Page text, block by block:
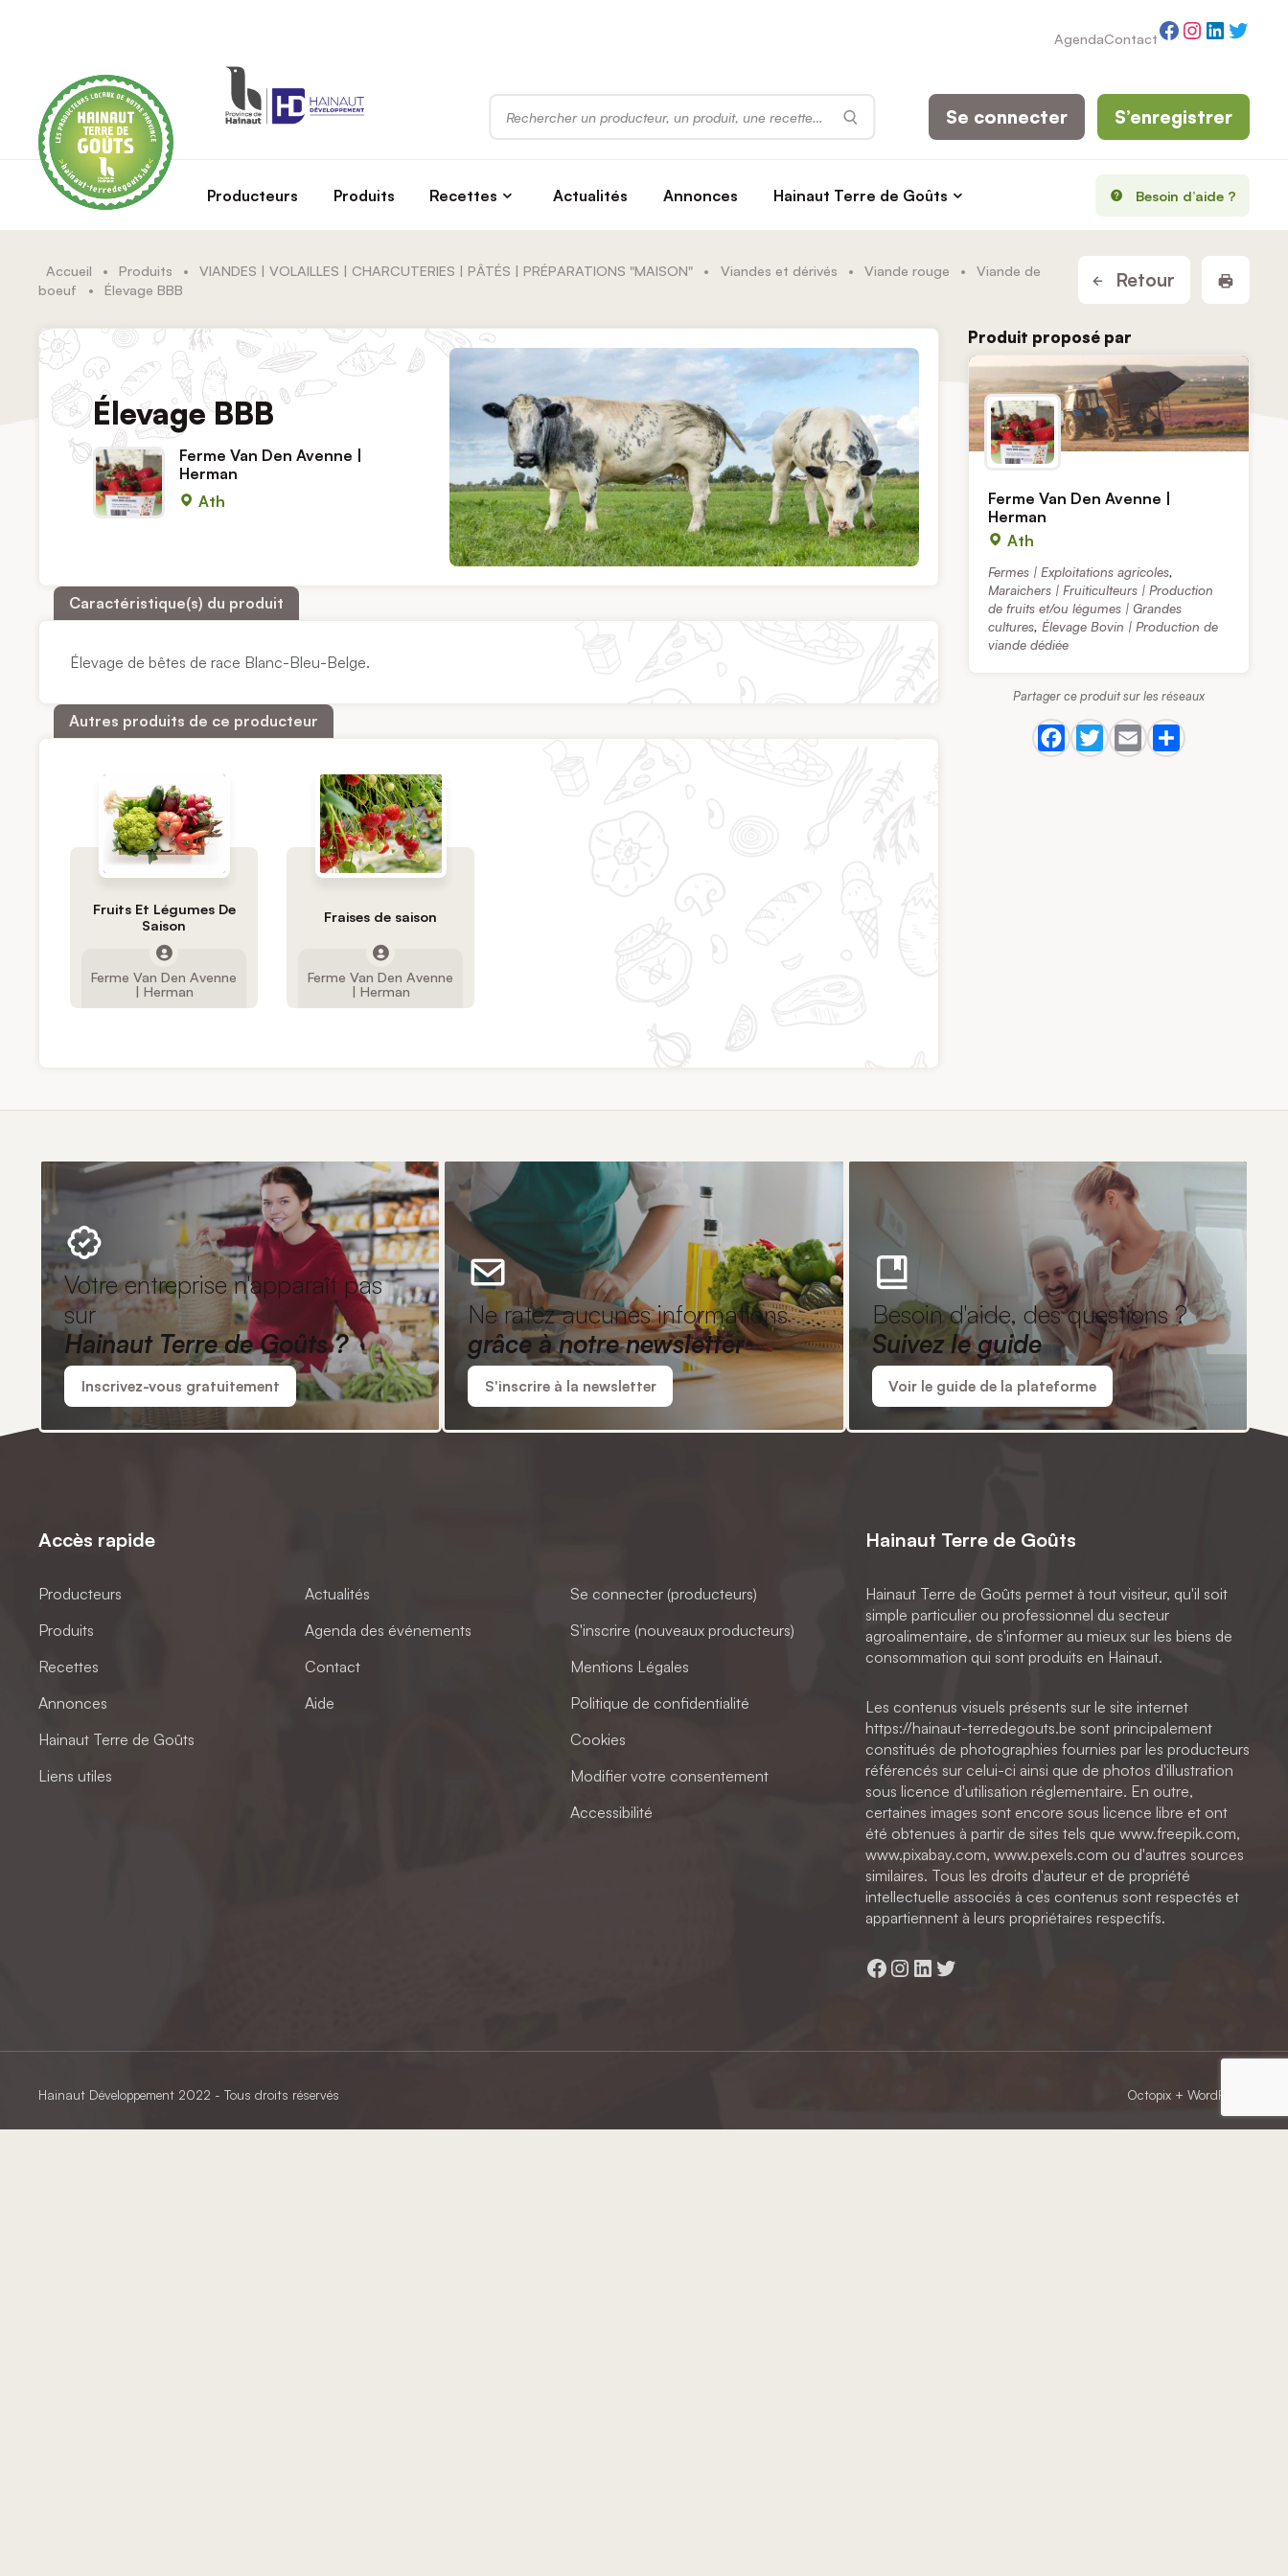
AgendaContactFacebook
Instagram
Rechercher
Producteurs Produits Recettes Actualités Annonces Hainaut Terre de Goûts Besoin d’aide ?
Se connecter S’enregistrer
Accueil • Produits • VIANDES | VOLAILLES | CHARCUTERIES | PÂTÉS | PRÉPARATIONS "MAISON" • Viandes et dérivés • Viande rouge •
Viande de
boeuf
• Élevage BBB Retour
Élevage BBB
Ferme Van Den Avenne |
Herman
Ath
Caractéristique(s) du produit
Élevage de bêtes de race Blanc-Bleu-Belge.
Autres produits de ce producteur
Fruits Et Légumes De
Saison
Ferme Van Den Avenne
| Herman
Fraises de saison
Ferme Van Den Avenne
| Herman
Produit proposé par
Ferme Van Den Avenne |
Herman
Ath
Fermes | Exploitations agricoles,
Maraichers | Fruiticulteurs | Production
de fruits et/ou légumes | Grandes
cultures, Élevage Bovin | Production de
viande dédiée
Partager ce produit sur les réseaux
Votre entreprise n'apparaît pas
sur
Hainaut Terre de Goûts ?
Inscrivez-vous gratuitement
Ne ratez aucunes informations
grâce à notre newsletter
S'inscrire à la newsletter
Besoin d'aide, des questions ?
Suivez le guide
Voir le guide de la plateforme
Accès rapide
Producteurs
Produits
Recettes
Annonces
Hainaut Terre de Goûts
Liens utiles
Actualités
Agenda des événements
Contact
Aide
Se connecter (producteurs)
S'inscrire (nouveaux producteurs)
Mentions Légales
Politique de confidentialité
Cookies
Modifier votre consentement
Accessibilité
Hainaut Terre de Goûts
Hainaut Terre de Goûts permet à tout visiteur, qu'il soit
simple particulier ou professionnel du secteur
agroalimentaire, de s'informer au mieux sur les biens de
consommation qui sont produits en Hainaut.
Les contenus visuels présents sur le site internet
https://hainaut-terredegouts.be sont principalement
constitués de photographies fournies par les producteurs
référencés sur celui-ci ainsi que de photos d'illustration
sous licence d'utilisation réglementaire. En outre,
certaines images sont encore sous licence libre et ont
été obtenues à partir de sites tels que www.freepik.com,
www.pixabay.com, www.pexels.com ou d'autres sources
similaires. Tous les droits d'auteur et de propriété
intellectuelle associés à ces contenus sont respectés et
appartiennent à leurs propriétaires respectifs.
Facebook
Instagram
LinkedIn
Twitter
Hainaut Développement 2022 - Tous droits réservés Octopix+ WordPress